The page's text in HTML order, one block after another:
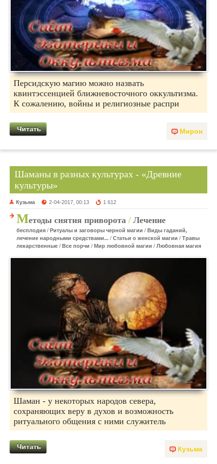
Персидскую магию можно назвать
квинтэссенцией ближневосточного оккультизма.
К сожалению, войны и религиозные распри
Мирон
Читать
Шаманы в разных культурах - «Древние
культуры»
Кузьма 2-04-2017, 00:13 1 612
Методы снятия приворота / Лечение
бесплодия / Ритуалы и заговоры черной магии / Виды гаданий,
лечение народными средствами... / Статьи о женской магии / Травы
лекарственные / Все порчи / Мир любовной магии / Любовная магия
Шаман - у некоторых народов севера,
сохраняющих веру в духов и возможность
ритуального общения с ними служитель
Кузьма
Читать